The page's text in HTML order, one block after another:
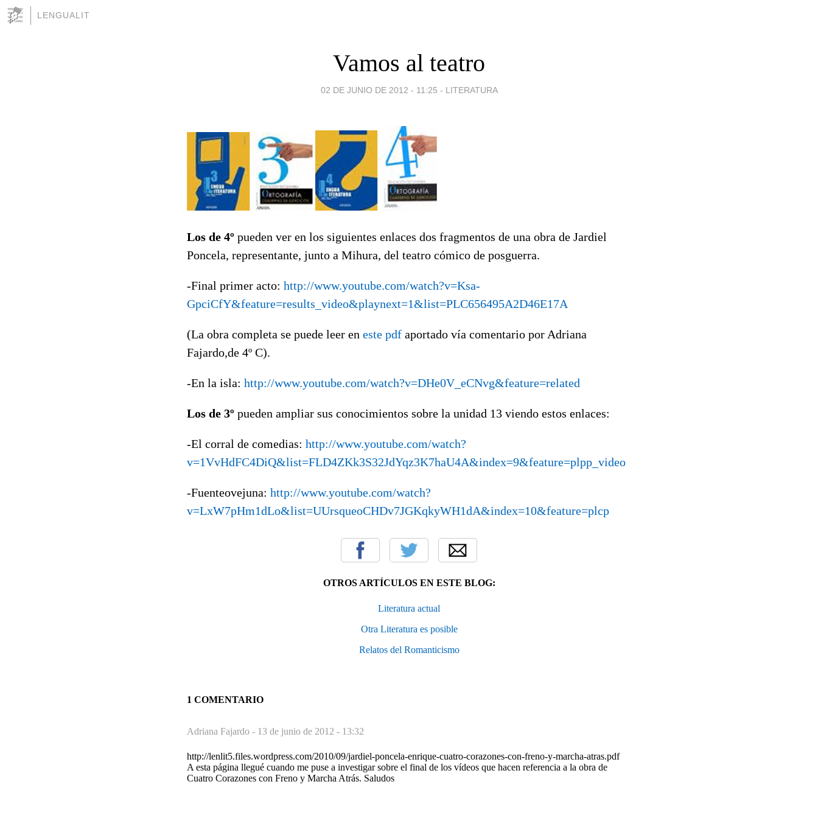
LENGUALIT
Vamos al teatro
02 DE JUNIO DE 2012 - 11:25 - LITERATURA
Los de 4º pueden ver en los siguientes enlaces dos fragmentos de una obra de Jardiel
Poncela, representante, junto a Mihura, del teatro cómico de posguerra.
-Final primer acto: http://www.youtube.com/watch?v=Ksa-
GpciCfY&feature=results_video&playnext=1&list=PLC656495A2D46E17A
(La obra completa se puede leer en este pdf aportado vía comentario por Adriana
Fajardo,de 4º C).
-En la isla: http://www.youtube.com/watch?v=DHe0V_eCNvg&feature=related
Los de 3º pueden ampliar sus conocimientos sobre la unidad 13 viendo estos enlaces:
-El corral de comedias: http://www.youtube.com/watch?
v=1VvHdFC4DiQ&list=FLD4ZKk3S32JdYqz3K7haU4A&index=9&feature=plpp_video
-Fuenteovejuna: http://www.youtube.com/watch?
v=LxW7pHm1dLo&list=UUrsqueoCHDv7JGKqkyWH1dA&index=10&feature=plcp
OTROS ARTÍCULOS EN ESTE BLOG:
Literatura actual
Otra Literatura es posible
Relatos del Romanticismo
1 COMENTARIO
Adriana Fajardo - 13 de junio de 2012 - 13:32
http://lenlit5.files.wordpress.com/2010/09/jardiel-poncela-enrique-cuatro-corazones-con-freno-y-marcha-atras.pdf
A esta página llegué cuando me puse a investigar sobre el final de los vídeos que hacen referencia a la obra de
Cuatro Corazones con Freno y Marcha Atrás. Saludos